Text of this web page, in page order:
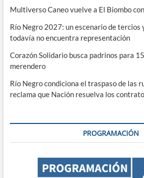
Multiverso Caneo vuelve a El Biombo
Río Negro 2027: un escenario de tercios
todavía no encuentra representación
Corazón Solidario busca padrinos para
merendero
Río Negro condiciona el traspaso de las
reclama que Nación resuelva los
PROGRAMACIÓN